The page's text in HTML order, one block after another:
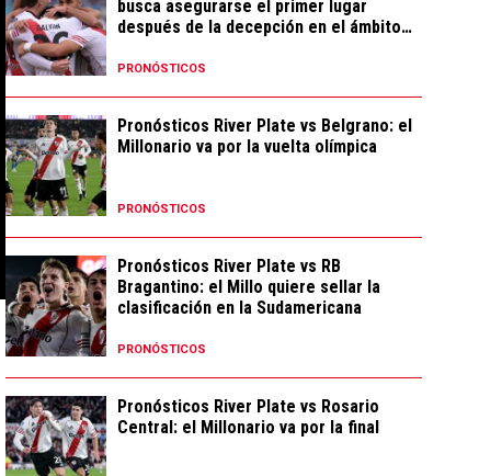
busca asegurarse el primer lugar
después de la decepción en el ámbito
PRONÓSTICOS
Pronósticos River Plate vs Belgrano: el
Millonario va por la vuelta olímpica
PRONÓSTICOS
Pronósticos River Plate vs RB
Bragantino: el Millo quiere sellar la
clasificación en la Sudamericana
PRONÓSTICOS
Pronósticos River Plate vs Rosario
Central: el Millonario va por la final